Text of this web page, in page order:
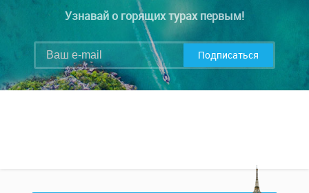
Узнавай о горящих турах первым!
Подписаться